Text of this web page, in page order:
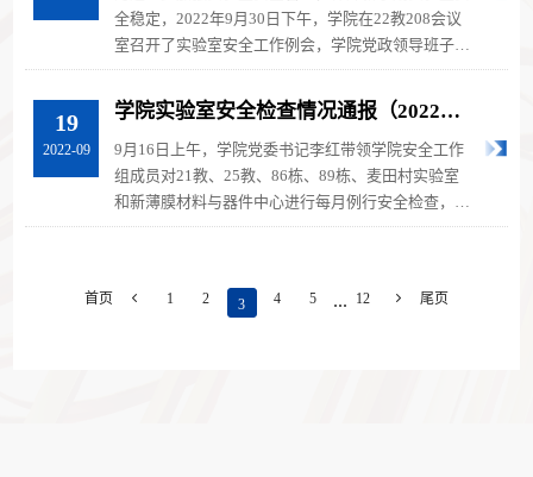
全稳定，2022年9月30日下午，学院在22教208会议
室召开了实验室安全工作例会，学院党政领导班子成
员和实验技术系列教师出席了会议...
19
2022-09
学院实验室安全检查情况通报（2022年9
月）
9月16日上午，学院党委书记李红带领学院安全工作
组成员对21教、25教、86栋、89栋、麦田村实验室
和新薄膜材料与器件中心进行每月例行安全检查，重
点检查了实验室危险化学品存放和领...
首页  1 2 3 4 5 12  尾页